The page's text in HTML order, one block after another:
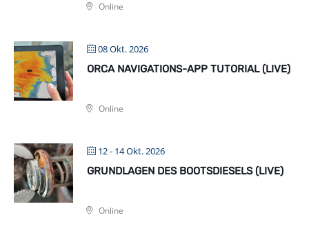
Online
08 Okt. 2026
ORCA NAVIGATIONS-APP TUTORIAL (LIVE)
Online
12 - 14 Okt. 2026
GRUNDLAGEN DES BOOTSDIESELS (LIVE)
Online